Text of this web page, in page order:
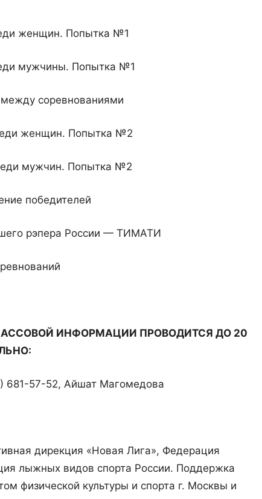
женщин. Попытка №1
мужчины. Попытка №1
соревнованиями
женщин. Попытка №2
мужчин. Попытка №2
победителей
рэпера России — ТИМАТИ
ИНФОРМАЦИИ ПРОВОДИТСЯ ДО 20
681-57-52, Айшат Магомедова
дирекция «Новая Лига», Федерация
лыжных видов спорта России. Поддержка
физической культуры и спорта г. Москвы и